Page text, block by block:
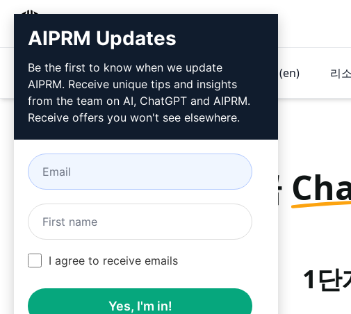
제품 가격 책정 프롬프트 GPTs (en) 리
지금
1단
AIPRM Updates
Be the first to know when we update
AIPRM. Receive unique tips and insights
from the team on AI, ChatGPT and AIPRM.
Receive offers you won't see elsewhere.
I agree to receive emails
Yes, I'm in!